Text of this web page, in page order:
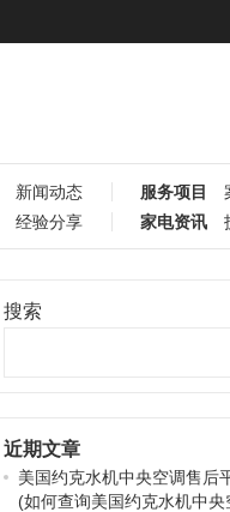
新闻动态 服务项目
经验分享 家电资讯
搜索
近期文章
美国约克水机中央空调售后
(如何查询美国约克水机中央